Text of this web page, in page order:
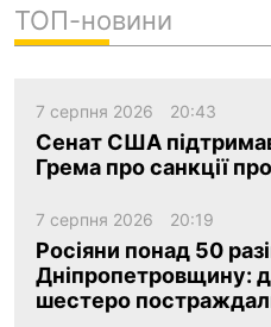
ТОП-новини
7 серпня 2026 20:43
Сенат США
Грема про санкції
7 серпня 2026 20:19
Росіяни понад 50
Дніпропетровщину:
шестеро